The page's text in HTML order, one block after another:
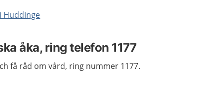
Huddinge
åka, ring telefon 1177
få råd om vård, ring nummer 1177.